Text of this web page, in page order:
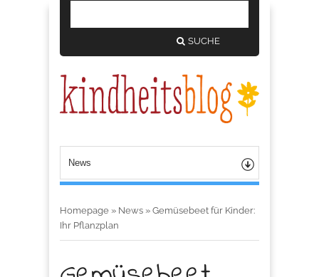
SUCHE
Homepage » News » Gemüsebeet für Kinder:
Ihr Pflanzplan